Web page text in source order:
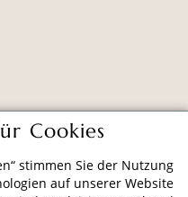
Cookies
stimmen Sie der Nutzung
auf unserer Website